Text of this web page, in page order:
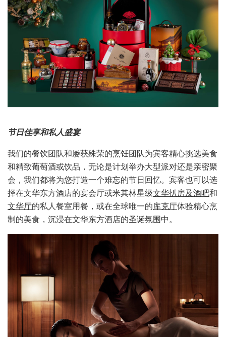
节日佳享和私人盛宴
我们的餐饮团队和屡获殊荣的烹饪团队为宾客精心挑选美食
和精致葡萄酒或饮品，无论是计划举办大型派对还是亲密聚
会，我们都将为您打造一个难忘的节日回忆。宾客也可以选
择在文华东方酒店的宴会厅或米其林星级文华扒房及酒吧和
文华厅的私人餐室用餐，或在全球唯一的库克厅体验精心烹
制的美食，沉浸在文华东方酒店的圣诞氛围中。